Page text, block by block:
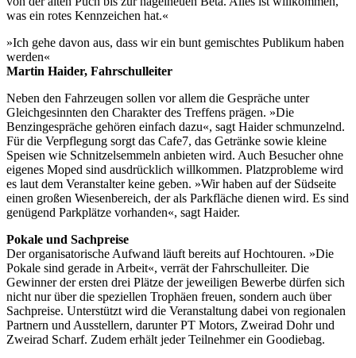
was ein rotes Kennzeichen hat.«
»Ich gehe davon aus, dass wir ein bunt gemischtes Publikum haben
werden«
Martin Haider, Fahrschulleiter
Neben den Fahrzeugen sollen vor allem die Gespräche unter
Gleichgesinnten den Charakter des Treffens prägen. »Die
Benzingespräche gehören einfach dazu«, sagt Haider schmunzelnd.
Für die Verpflegung sorgt das Cafe7, das Getränke sowie kleine
Speisen wie Schnitzelsemmeln anbieten wird. Auch Besucher ohne
eigenes Moped sind ausdrücklich willkommen. Platzprobleme wird
es laut dem Veranstalter keine geben. »Wir haben auf der Südseite
einen großen Wiesenbereich, der als Parkfläche dienen wird. Es sind
genügend Parkplätze vorhanden«, sagt Haider.
Pokale und Sachpreise
Der organisatorische Aufwand läuft bereits auf Hochtouren. »Die
Pokale sind gerade in Arbeit«, verrät der Fahrschulleiter. Die
Gewinner der ersten drei Plätze der jeweiligen Bewerbe dürfen sich
nicht nur über die speziellen Trophäen freuen, sondern auch über
Sachpreise. Unterstützt wird die Veranstaltung dabei von regionalen
Partnern und Ausstellern, darunter PT Motors, Zweirad Dohr und
Zweirad Scharf. Zudem erhält jeder Teilnehmer ein Goodiebag.